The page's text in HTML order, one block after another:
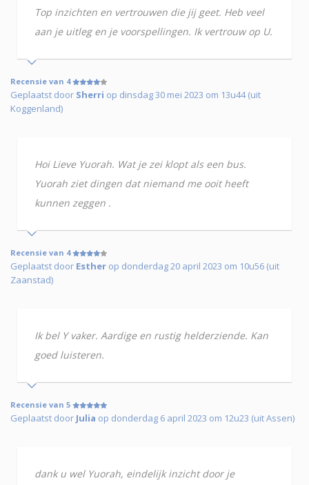
Top inzichten en vertrouwen die jij geet. Heb veel
aan je uitleg en je voorspellingen. Ik vertrouw op U.
Recensie van 4
Geplaatst door Sherri op dinsdag 30 mei 2023 om 13u44 (uit
Koggenland)
Hoi Lieve Yuorah. Wat je zei klopt als een bus.
Yuorah ziet dingen dat niemand me ooit heeft
kunnen zeggen .
Recensie van 4
Geplaatst door Esther op donderdag 20 april 2023 om 10u56 (uit
Zaanstad)
Ik bel Y vaker. Aardige en rustig helderziende. Kan
goed luisteren.
Recensie van 5
Geplaatst door Julia op donderdag 6 april 2023 om 12u23 (uit Assen)
dank u wel Yuorah, eindelijk inzicht door je